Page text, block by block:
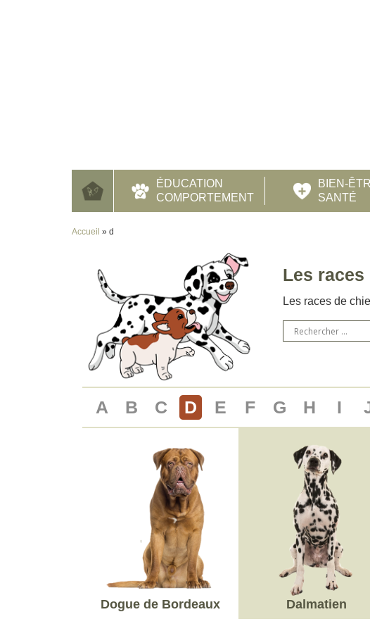
ÉDUCATION
COMPORTEMENT
BIEN-
SANTÉ
Accueil » d
Les races
Les races de
A B C D E F G H I
Dogue de Bordeaux Dalmatien